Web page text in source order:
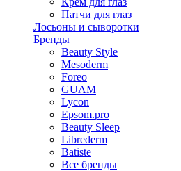
Патчи для глаз
Лосьоны и сыворотки
Бренды
Beauty Style
Mesoderm
Foreo
GUAM
Lycon
Epsom.pro
Beauty Sleep
Librederm
Batiste
Все бренды